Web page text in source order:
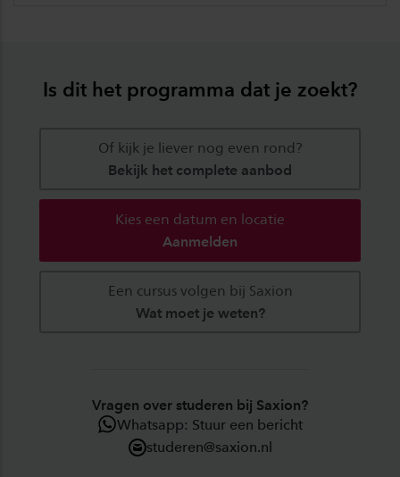
Is dit het programma dat je zoekt?
Of kijk je liever nog even rond?
Bekijk het complete aanbod
Kies een datum en locatie
Aanmelden
Een cursus volgen bij Saxion
Wat moet je weten?
Vragen over studeren bij Saxion?
Whatsapp: Stuur een bericht
studeren@saxion.nl